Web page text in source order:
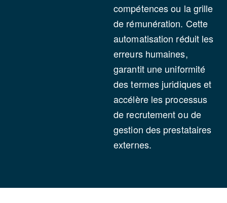
compétences ou la grille
de rémunération. Cette
automatisation réduit les
erreurs humaines,
garantit une uniformité
des termes juridiques et
accélère les processus
de recrutement ou de
gestion des prestataires
externes.